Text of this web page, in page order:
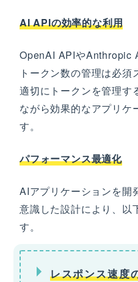
AI APIの効率的な利用
OpenAI APIやAnthropic
トークン数の管理は必須
適切にトークンを管理す
ながら効果的なアプリケ
す。
パフォーマンス最適化
AIアプリケーションを開
意識した設計により、以
す。
レスポンス速度